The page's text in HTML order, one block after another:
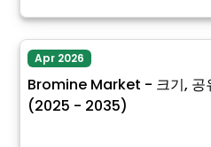
Apr 2026
Bromine Market - 크기, 공
(2025 - 2035)